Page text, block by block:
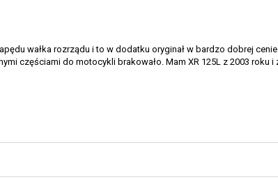
wałka rozrządu i to w dodatku oryginał w bardzo dobrej
częściami do motocykli brakowało. Mam XR 125L z 2003 roku